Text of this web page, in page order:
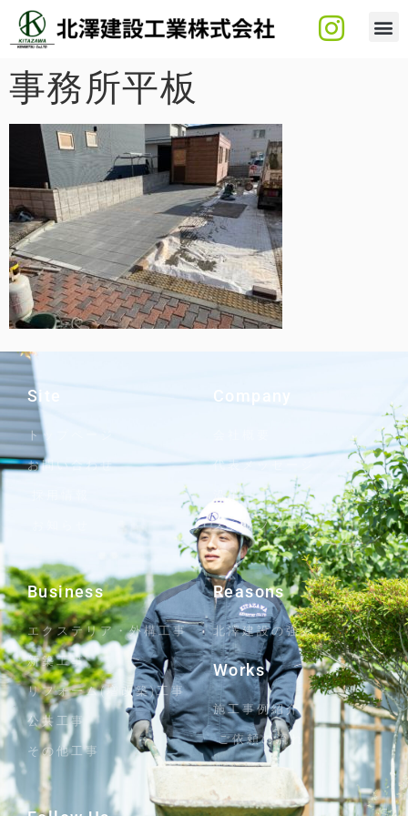
事務所平板
Site
トップページ
お問い合わせ
Company
代表メッセージ
沿革
スタッフブログ
Business
エクステリア・外構工事
新築工事
リフォーム(増改築)工事
公共工事
その他工事
Reasons
北澤建設の強み
Works
施工事例紹介
ご依頼の流れ